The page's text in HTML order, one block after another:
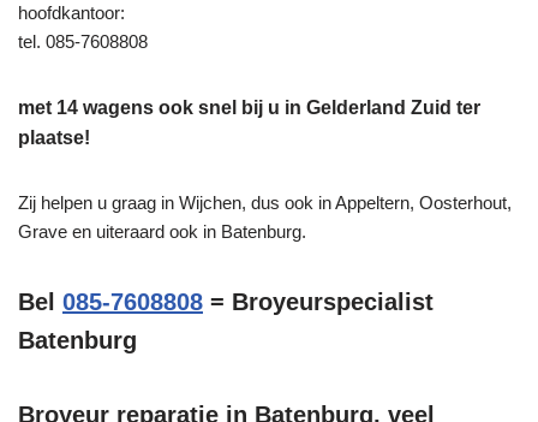
hoofdkantoor:
tel. 085-7608808
met 14 wagens ook snel bij u in Gelderland Zuid ter
plaatse!
Zij helpen u graag in Wijchen, dus ook in Appeltern, Oosterhout,
Grave en uiteraard ook in Batenburg.
Bel 085-7608808 = Broyeurspecialist
Batenburg
Broyeur reparatie in Batenburg, veel